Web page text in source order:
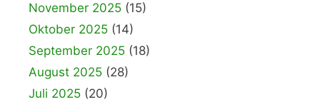
November 2025 (15)
Oktober 2025 (14)
September 2025 (18)
August 2025 (28)
Juli 2025 (20)